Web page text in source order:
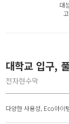
대
대학교 입구,
전자현수막
다양한 사용성, Eco아이